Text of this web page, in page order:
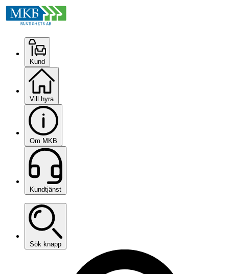
Kund
Vill hyra
Om MKB
Kundtjänst
Sök knapp